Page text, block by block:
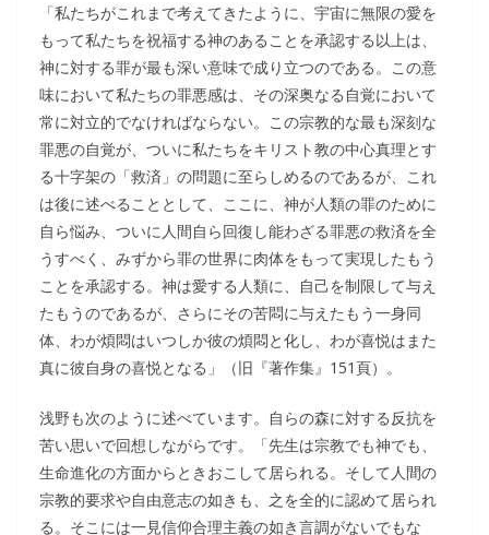
「私たちがこれまで考えてきたように、宇宙に無限の愛を
もって私たちを祝福する神のあることを承認する以上は、
神に対する罪が最も深い意味で成り立つのである。この意
味において私たちの罪悪感は、その深奥なる自覚において
常に対立的でなければならない。この宗教的な最も深刻な
罪悪の自覚が、ついに私たちをキリスト教の中心真理とす
る十字架の「救済」の問題に至らしめるのであるが、これ
は後に述べることとして、ここに、神が人類の罪のために
自ら悩み、ついに人間自ら回復し能わざる罪悪の救済を全
うすべく、みずから罪の世界に肉体をもって実現したもう
ことを承認する。神は愛する人類に、自己を制限して与え
たもうのであるが、さらにその苦悶に与えたもう一身同
体、わが煩悶はいつしか彼の煩悶と化し、わが喜悦はまた
真に彼自身の喜悦となる」（旧『著作集』151頁）。
浅野も次のように述べています。自らの森に対する反抗を
苦い思いで回想しながらです。「先生は宗教でも神でも、
生命進化の方面からときおこして居られる。そして人間の
宗教的要求や自由意志の如きも、之を全的に認めて居られ
る。そこには一見信仰合理主義の如き言調がないでもな